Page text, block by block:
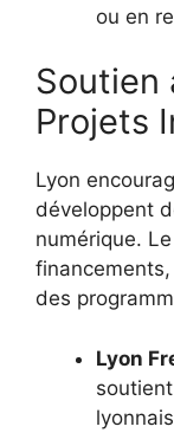
ou en
Soutien
Projets
Lyon
développent
numérique.
des
Lyon